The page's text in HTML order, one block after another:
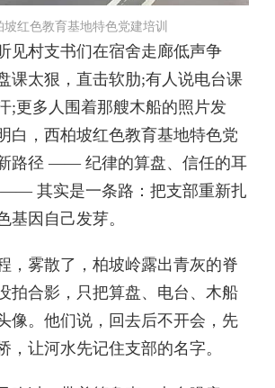
坡红色教育基地特色党建培训
村支书们在宿舍走廊低声争
课太狠，直击软肋;有人说电台课
;更多人围着那艘木船的照片发
白，西柏坡红色教育基地特色党
路径 —— 纪律的算盘、信任的耳
其实是一条路：把支部重新扎
基因自己发芽。
雾散了，柏坡岭露出青灰的脊
拍合影，只把算盘、电台、木船
像。他们说，回去后不开会，先
，让河水先记住支部的名字。